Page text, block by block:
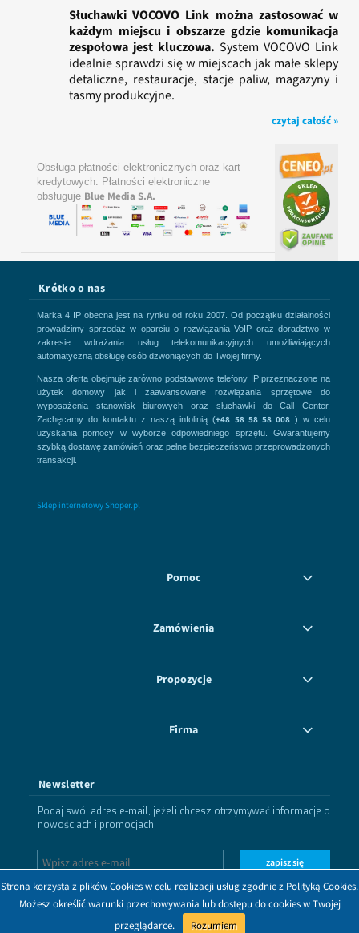
Słuchawki VOCOVO Link można zastosować w
każdym miejscu i obszarze gdzie komunikacja
zespołowa jest kluczowa. System VOCOVO Link
idealnie sprawdzi się w miejscach jak małe sklepy
detaliczne, restauracje, stacje paliw, magazyny i
tasmy produkcyjne.
czytaj całość »
Obsługa płatności elektronicznych oraz kart
kredytowych. Płatności elektroniczne
obsługuje Blue Media S.A.
Krótko o nas
Marka 4 IP obecna jest na rynku od roku 2007. Od początku działalności
prowadzimy sprzedaż w oparciu o rozwiązania VoIP oraz doradztwo w
zakresie wdrażania usług telekomunikacyjnych umożliwiających
automatyczną obsługę osób dzwoniących do Twojej firmy.
Nasza oferta obejmuje zarówno podstawowe telefony IP przeznaczone na
użytek domowy jak i zaawansowane rozwiązania sprzętowe do
wyposażenia stanowisk biurowych oraz słuchawki do Call Center.
Zachęcamy do kontaktu z naszą infolinią (+48 58 58 58 008) w celu
uzyskania pomocy w wyborze odpowiedniego sprzętu. Gwarantujemy
szybką dostawę zamówień oraz pełne bezpieczeństwo przeprowadzonych
transakcji.
Sklep internetowy Shoper.pl
Pomoc
Zamówienia
Propozycje
Firma
Newsletter
Podaj swój adres e-mail, jeżeli chcesz otrzymywać informacje o
nowościach i promocjach.
zapisz się
Strona korzysta z plików Cookies w celu realizacji usług zgodnie z Polityką Cookies.
Możesz określić warunki przechowywania lub dostępu do cookies w Twojej
przeglądarce.
Rozumiem